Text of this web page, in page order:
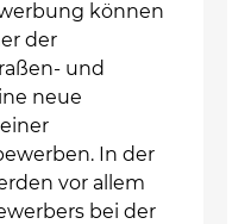
können
der
und
neue
In der
vor allem
bei der